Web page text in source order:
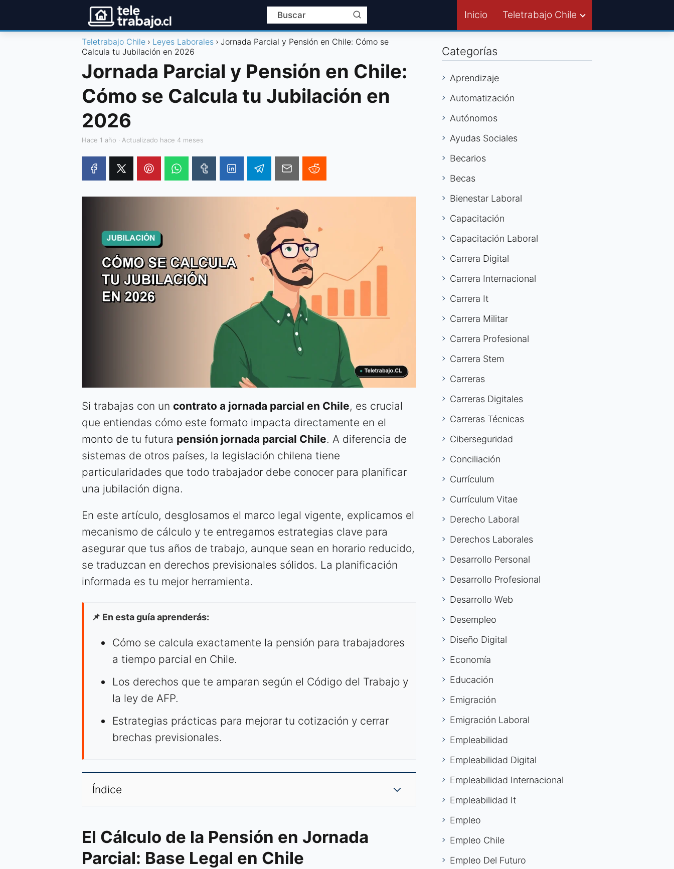
Inicio Teletrabajo Chile
Teletrabajo Chile Leyes Laborales
Jornada Parcial y Pensión en Chile: Cómo se
Calcula tu Jubilación en 2026
Jornada Parcial y Pensión en Chile:
Cómo se Calcula tu Jubilación en
2026
hace 1 año · Actualizado hace 4 meses
Si trabajas con un contrato a jornada parcial en Chile, es crucial
que entiendas cómo este formato impacta directamente en el
monto de tu futura pensión jornada parcial Chile. A diferencia de
sistemas de otros países, la legislación chilena tiene
particularidades que todo trabajador debe conocer para planificar
una jubilación digna.
En este artículo, desglosamos el marco legal vigente, explicamos el
mecanismo de cálculo y te entregamos estrategias clave para
asegurar que tus años de trabajo, aunque sean en horario reducido,
se traduzcan en derechos previsionales sólidos. La planificación
informada es tu mejor herramienta.
📌 En esta guía aprenderás:
Cómo se calcula exactamente la pensión para trabajadores
a tiempo parcial en Chile.
Los derechos que te amparan según el Código del Trabajo y
la ley de AFP.
Estrategias prácticas para mejorar tu cotización y cerrar
brechas previsionales.
Índice
El Cálculo de la Pensión en Jornada
Parcial: Base Legal en Chile
Categorías
Aprendizaje
Automatización
Autónomos
Ayudas Sociales
Becarios
Becas
Bienestar Laboral
Capacitación
Capacitación Laboral
Carrera Digital
Carrera Internacional
Carrera It
Carrera Militar
Carrera Profesional
Carrera Stem
Carreras
Carreras Digitales
Carreras Técnicas
Ciberseguridad
Conciliación
Currículum
Currículum Vitae
Derecho Laboral
Derechos Laborales
Desarrollo Personal
Desarrollo Profesional
Desarrollo Web
Desempleo
Diseño Digital
Economía
Educación
Emigración
Emigración Laboral
Empleabilidad
Empleabilidad Digital
Empleabilidad Internacional
Empleabilidad It
Empleo
Empleo Chile
Empleo Del Futuro